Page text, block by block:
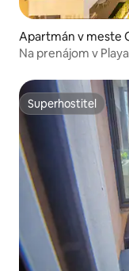
Apartmán v meste
Na prenájom v
Superhostiteľ
Superhostiteľ